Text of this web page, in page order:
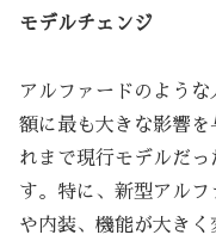
モデルチェンジ
アルファードのよう
額に最も大きな影響
れまで現行モデルだっ
す。特に、新型アル
や内装、機能が大きく